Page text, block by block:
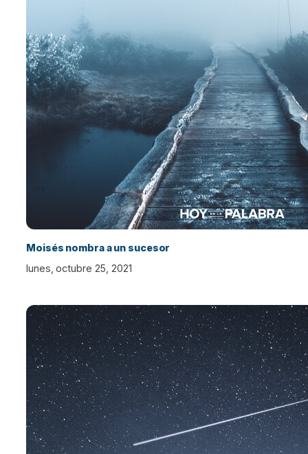
Moisés nombra a un sucesor
lunes, octubre 25, 2021